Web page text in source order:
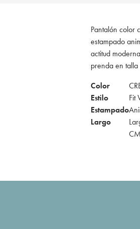
Pantalón color
estampado
actitud
prenda en
Color
Estilo
Fit
Estampado
Largo